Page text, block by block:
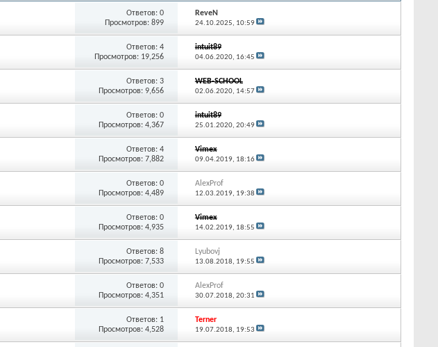
Ответов:0
Просмотров: 899
ReveN
24.10.2025, 10:59
Ответов:4
Просмотров: 19,256
intuit89
04.06.2020, 16:45
Ответов:3
Просмотров: 9,656
WEB-SCHOOL
02.06.2020, 14:57
Ответов:0
Просмотров: 4,367
intuit89
25.01.2020, 20:49
Ответов:4
Просмотров: 7,882
Vimex
09.04.2019, 18:16
Ответов:0
Просмотров: 4,489
AlexProf
12.03.2019, 19:38
Ответов:0
Просмотров: 4,935
Vimex
14.02.2019, 18:55
Ответов:8
Просмотров: 7,533
Lyubovj
13.08.2018, 19:55
Ответов:0
Просмотров: 4,351
AlexProf
30.07.2018, 20:31
Ответов: 1
Просмотров: 4,528
Terner
19.07.2018, 19:53